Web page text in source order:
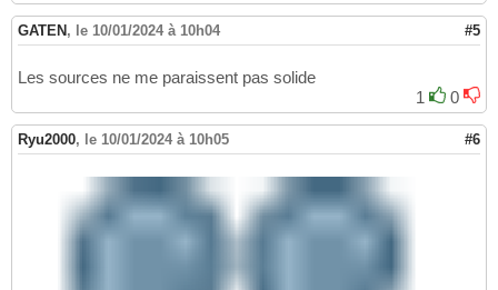
GATEN , le 10/01/2024 à 10h04 #5
Les sources ne me paraissent pas solide
1
0
Ryu2000, le 10/01/2024 à 10h05 #6